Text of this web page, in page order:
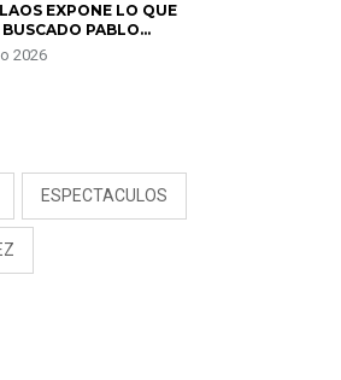
EXPONE LO QUE
PABLO
CON ALE FULLER: “UNA
QUERÍA EL
2026
ESPECTACULOS